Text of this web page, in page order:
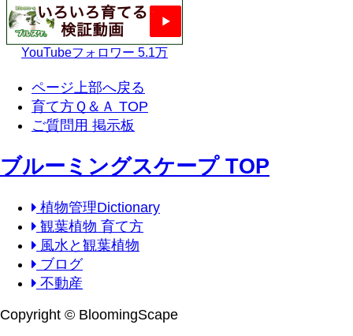
YouTubeフォロワー 5.1万
ページ上部へ戻る
育て方Ｑ＆Ａ TOP
ご質問用 掲示板
ブルーミングスケープ TOP
植物管理Dictionary
観葉植物 育て方
風水と観葉植物
ブログ
不動産
Copyright © BloomingScape